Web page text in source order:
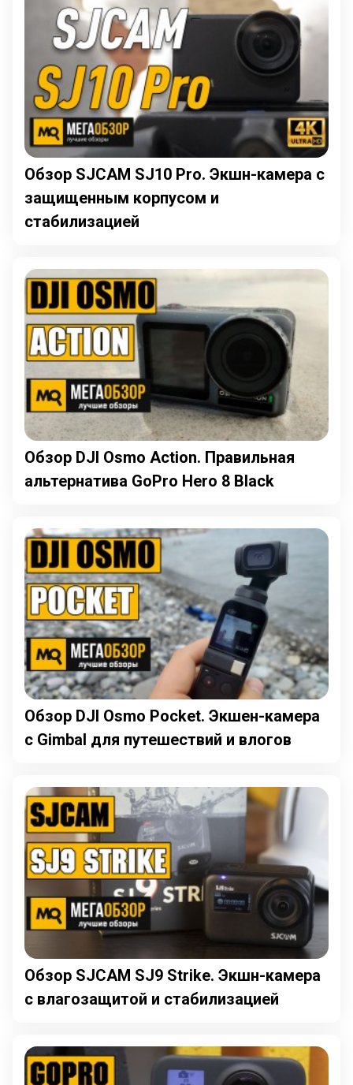
Обзор SJCAM SJ10 Pro. Экшн-камера с
защищенным корпусом и
стабилизацией
Обзор DJI Osmo Action. Правильная
альтернатива GoPro Hero 8 Black
Обзор DJI Osmo Pocket. Экшен-камера
с Gimbal для путешествий и влогов
Обзор SJCAM SJ9 Strike. Экшн-камера
с влагозащитой и стабилизацией